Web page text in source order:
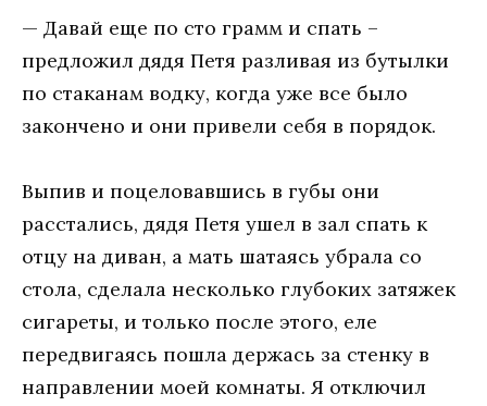
— Давай еще по сто грамм и спать –
предложил дядя Петя разливая из бутылки
по стаканам водку, когда уже все было
закончено и они привели себя в порядок.
Выпив и поцеловавшись в губы они
расстались, дядя Петя ушел в зал спать к
отцу на диван, а мать шатаясь убрала со
стола, сделала несколько глубоких затяжек
сигареты, и только после этого, еле
передвигаясь пошла держась за стенку в
направлении моей комнаты. Я отключил